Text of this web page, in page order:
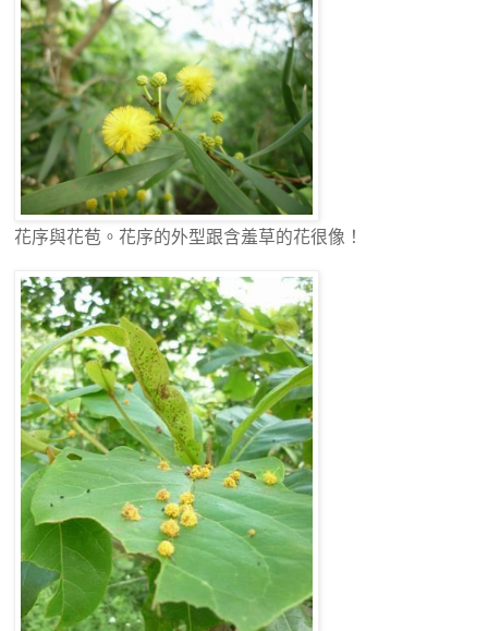
花序與花苞。花序的外型跟含羞草的花很像！